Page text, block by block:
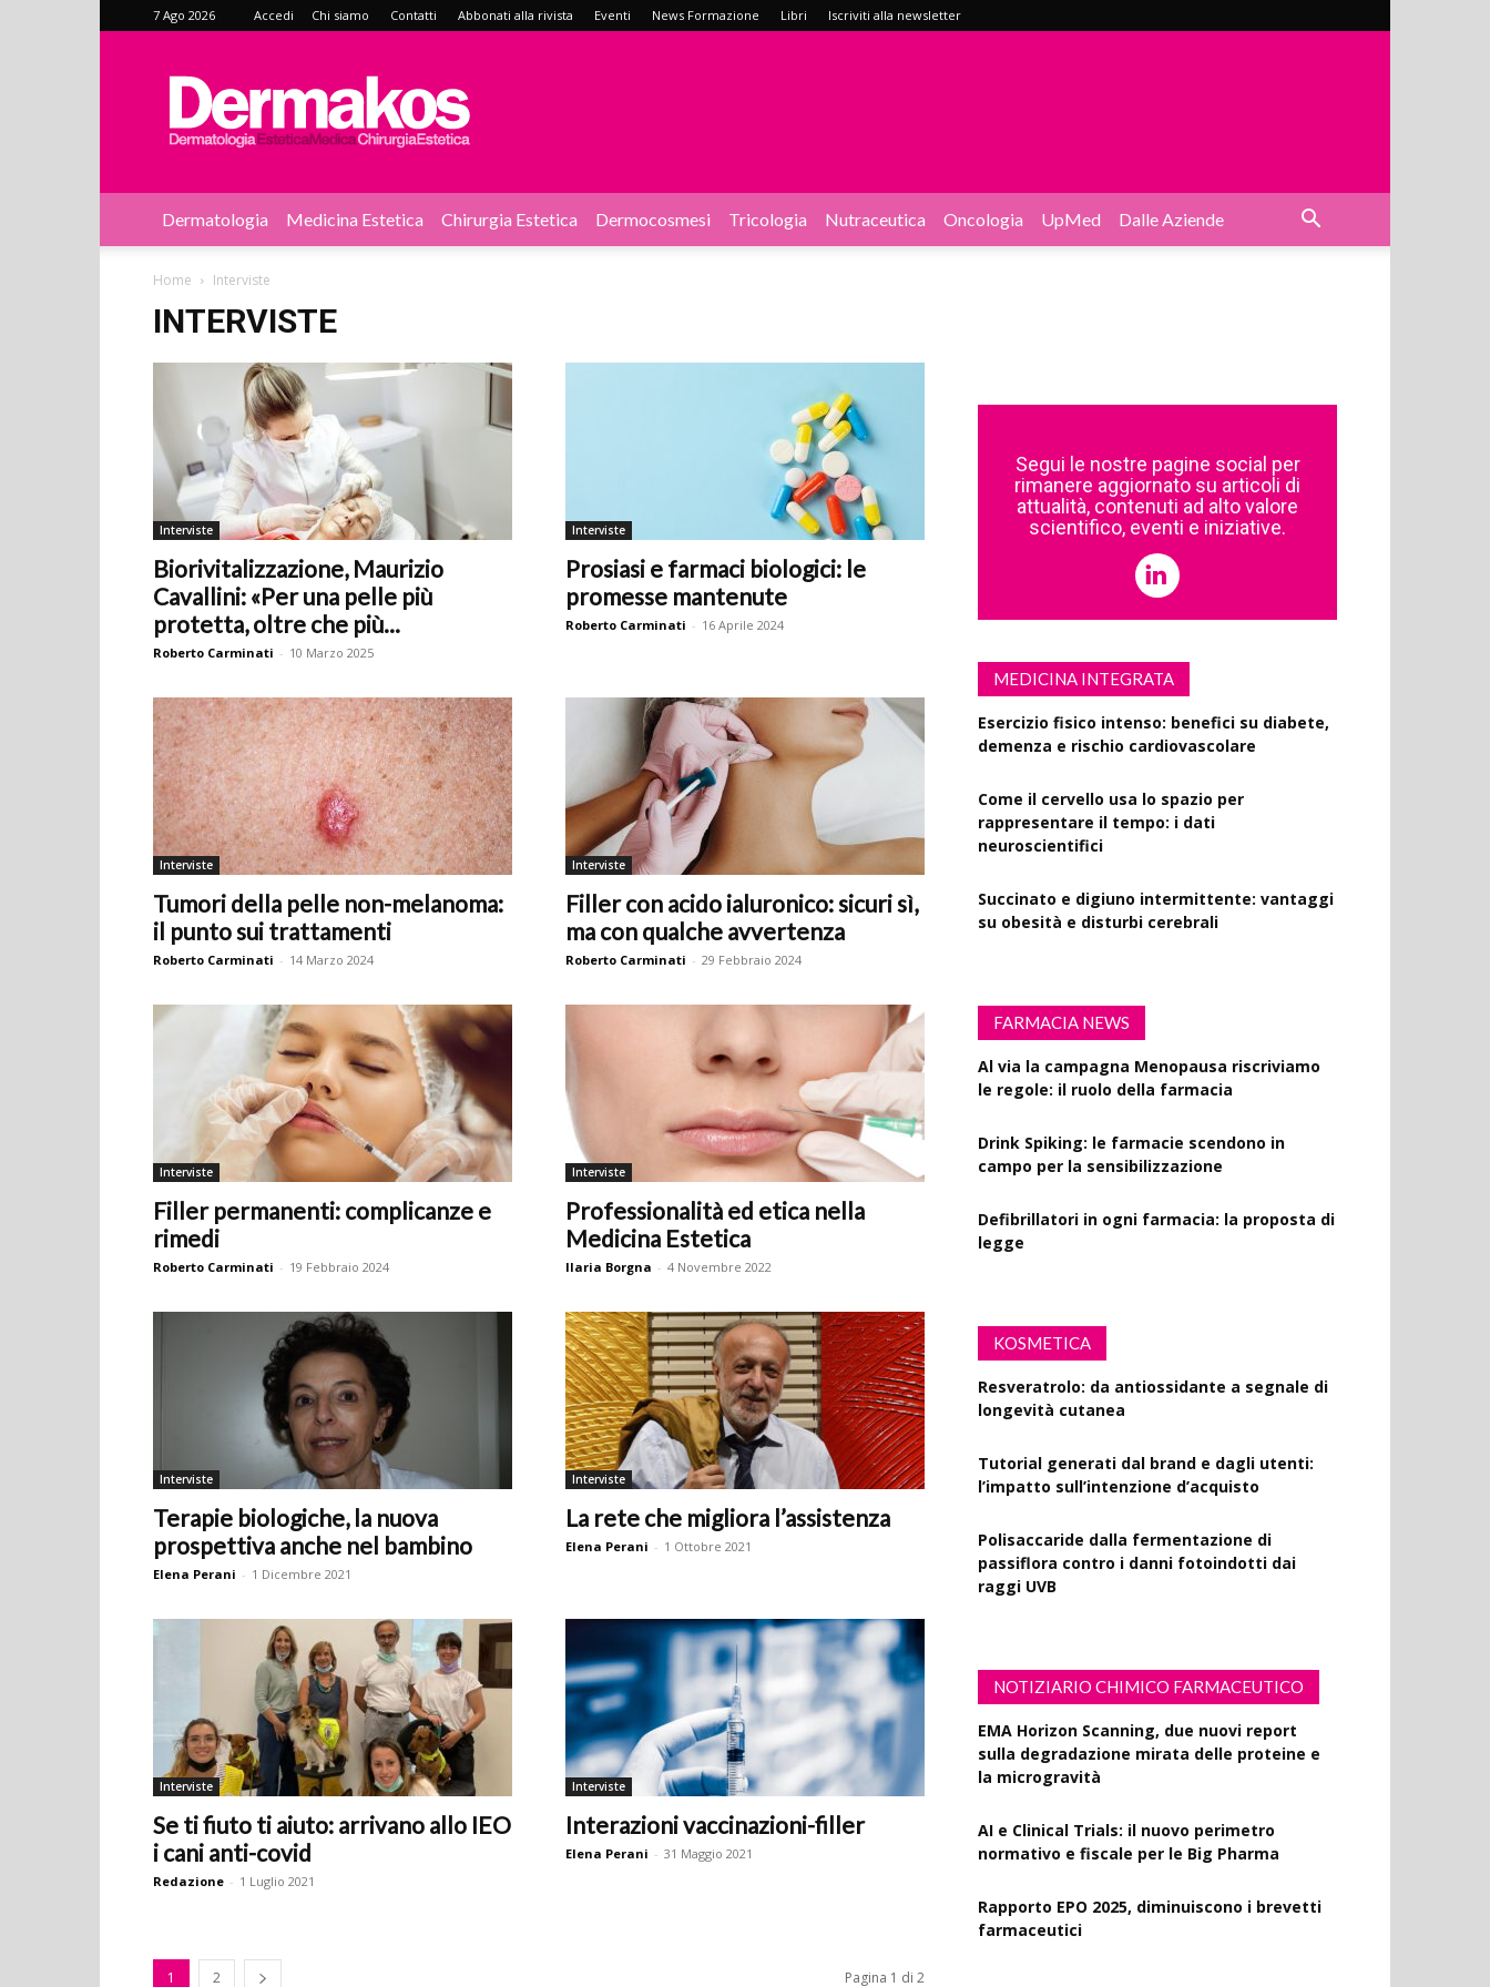
7 Ago 2026 Accedi Chi siamo Contatti Abbonati alla rivista Eventi News Formazione Libri Iscriviti alla newsletter
Dermakos
Dermatologia Medicina Estetica Chirurgia Estetica Dermocosmesi Tricologia Nutraceutica Oncologia UpMed Dalle Aziende
Home Interviste
INTERVISTE
Interviste
Biorivitalizzazione, Maurizio
Cavallini: «Per una pelle più
protetta, oltre che più...
Roberto Carminati - 10 Marzo 2025
Interviste
Prosiasi e farmaci biologici: le
promesse mantenute
Roberto Carminati - 16 Aprile 2024
Interviste
Tumori della pelle non-melanoma:
il punto sui trattamenti
Roberto Carminati - 14 Marzo 2024
Interviste
Filler con acido ialuronico: sicuri sì,
ma con qualche avvertenza
Roberto Carminati - 29 Febbraio 2024
Interviste
Filler permanenti: complicanze e
rimedi
Roberto Carminati - 19 Febbraio 2024
Interviste
Professionalità ed etica nella
Medicina Estetica
Ilaria Borgna - 4 Novembre 2022
Interviste
Terapie biologiche, la nuova
prospettiva anche nel bambino
Elena Perani - 1 Dicembre 2021
Interviste
La rete che migliora l’assistenza
Elena Perani - 1 Ottobre 2021
Interviste
Se ti fiuto ti aiuto: arrivano allo IEO
i cani anti-covid
Redazione - 1 Luglio 2021
Interviste
Interazioni vaccinazioni-filler
Elena Perani - 31 Maggio 2021
1 2 Pagina 1 di 2
Segui le nostre pagine social per
rimanere aggiornato su articoli di
attualità, contenuti ad alto valore
scientifico, eventi e iniziative.
MEDICINA INTEGRATA
Esercizio fisico intenso: benefici su diabete,
demenza e rischio cardiovascolare
Come il cervello usa lo spazio per
rappresentare il tempo: i dati
neuroscientifici
Succinato e digiuno intermittente: vantaggi
su obesità e disturbi cerebrali
FARMACIA NEWS
Al via la campagna Menopausa riscriviamo
le regole: il ruolo della farmacia
Drink Spiking: le farmacie scendono in
campo per la sensibilizzazione
Defibrillatori in ogni farmacia: la proposta di
legge
KOSMETICA
Resveratrolo: da antiossidante a segnale di
longevità cutanea
Tutorial generati dal brand e dagli utenti:
l’impatto sull’intenzione d’acquisto
Polisaccaride dalla fermentazione di
passiflora contro i danni fotoindotti dai
raggi UVB
NOTIZIARIO CHIMICO FARMACEUTICO
EMA Horizon Scanning, due nuovi report
sulla degradazione mirata delle proteine e
la microgravità
AI e Clinical Trials: il nuovo perimetro
normativo e fiscale per le Big Pharma
Rapporto EPO 2025, diminuiscono i brevetti
farmaceutici